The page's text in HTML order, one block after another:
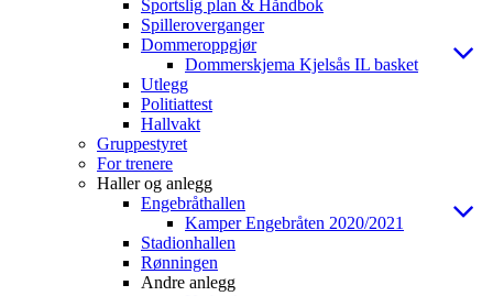
Sportslig plan & Håndbok
Spilleroverganger
Dommeroppgjør
Dommerskjema Kjelsås IL basket
Utlegg
Politiattest
Hallvakt
Gruppestyret
For trenere
Haller og anlegg
Engebråthallen
Kamper Engebråten 2020/2021
Stadionhallen
Rønningen
Andre anlegg